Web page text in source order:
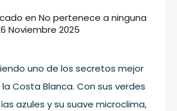
en No pertenece a ninguna
Noviembre 2025
uno de los secretos mejor
Costa Blanca. Con sus verdes
azules y su suave microclima,